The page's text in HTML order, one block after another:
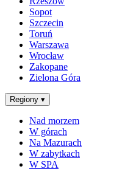
Sopot
Szczecin
Toruń
Warszawa
Wrocław
Zakopane
Zielona Góra
Regiony ▾
Nad morzem
W górach
Na Mazurach
W zabytkach
W SPA